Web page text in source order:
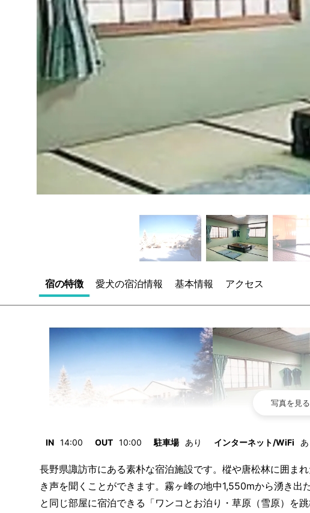
宿の特徴 愛犬の宿泊情報 基本情報 アクセス
IN 14:00 OUT 10:00 駐車場 あり インターネット/WiFi あ
長野県諏訪市にある素朴な宿泊施設です。樅や唐松林に囲ま
き声を聞くことができます。霧ヶ峰の地中1,550mから湧き
と同じ部屋に宿泊できる「ワンコとお泊り・草原（雪原）を